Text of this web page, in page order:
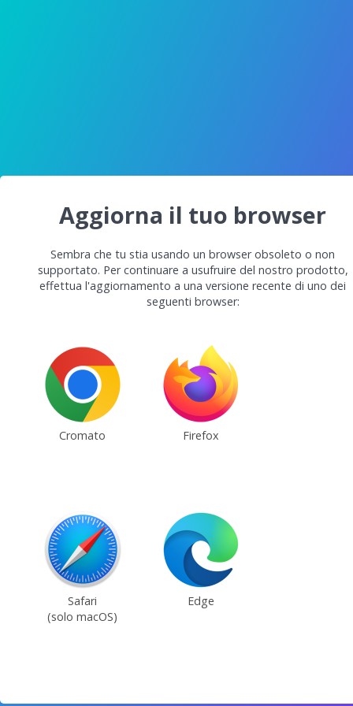
Aggiorna il tuo browser
Sembra che tu stia usando un browser obsoleto o non
supportato. Per continuare a usufruire del nostro prodotto,
effettua l'aggiornamento a una versione recente di uno dei
seguenti browser:
Cromato Firefox
Safari
(solo macOS)
Edge